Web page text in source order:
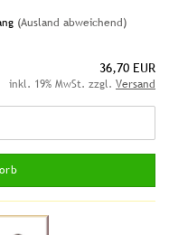
(Ausland abweichend)
36,70 EUR
inkl. 19% MwSt. zzgl. Versand